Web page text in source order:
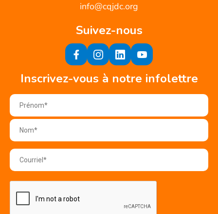
info@cqjdc.org
Suivez-nous
Inscrivez-vous à notre infolettre